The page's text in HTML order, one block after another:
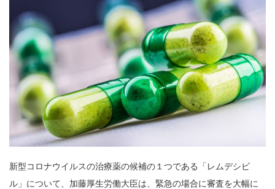
新型コロナウイルスの治療薬の候補の１つである「レムデシビ
ル」について、加藤厚生労働大臣は、緊急の場合に審査を大幅に